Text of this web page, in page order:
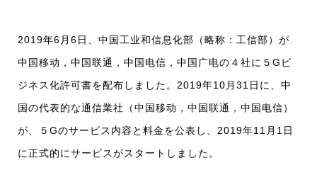
2019年6月6日、中国工业和信息化部（略称：工信部）が
中国移动，中国联通，中国电信，中国广电の４社に５Gビ
ジネス化許可書を配布しました。2019年10月31日に、中
国の代表的な通信業社（中国移动，中国联通，中国电信）
が、５Gのサービス内容と料金を公表し、2019年11月1日
に正式的にサービスがスタートしました。